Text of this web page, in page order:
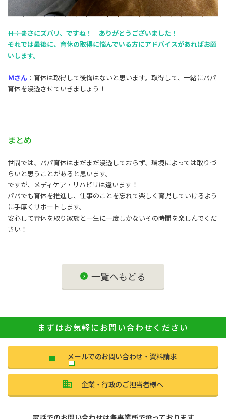
―――Ｈ：まさにズバリ、ですね！ ありがとうございました！
それでは最後に、育休の取得に悩んでいる方にアドバイスがあればお願
いします。
Ｍさん ：育休は取得して後悔はないと思います。取得して、一緒にパパ
育休を浸透させていきましょう！
まとめ
世間では、パパ育休はまだまだ浸透しておらず、環境によっては取りづ
らいと思うことがあると思います。
ですが、メディケア・リハビリは違います！
パパでも育休を推進し、仕事のことを忘れて楽しく育児していけるよう
に手厚くサポートします。
安心して育休を取り家族と一生に一度しかないその時間を楽しんでくだ
さい！
一覧へもどる
まずはお気軽にお問い合わせください
メールでのお問い合わせ・資料請求
企業・行政のご担当者様へ